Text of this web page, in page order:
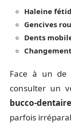
Haleine
Gencives
Dents
Face à un de
consulter un
bucco-dentaire
parfois